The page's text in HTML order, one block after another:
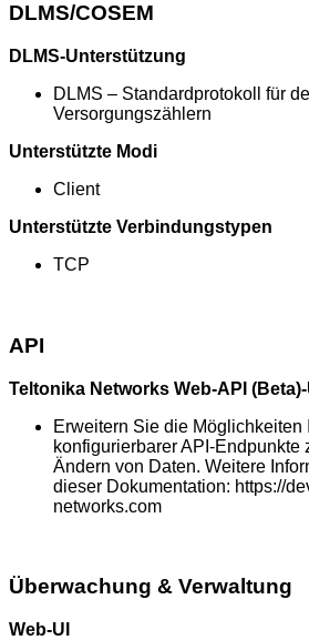
DLMS/COSEM
DLMS-Unterstützung
DLMS – Standardprotokoll für
Versorgungszählern
Unterstützte Modi
Client
Unterstützte Verbindungstypen
TCP
API
Teltonika Networks Web-API
Erweitern Sie die Möglichkeiten
konfigurierbarer API-Endpunkte
Ändern von Daten. Weitere
dieser Dokumentation: https://
networks.com
Überwachung & Verwaltung
Web-UI